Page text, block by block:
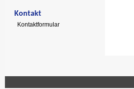
Kontakt
Kontaktformular